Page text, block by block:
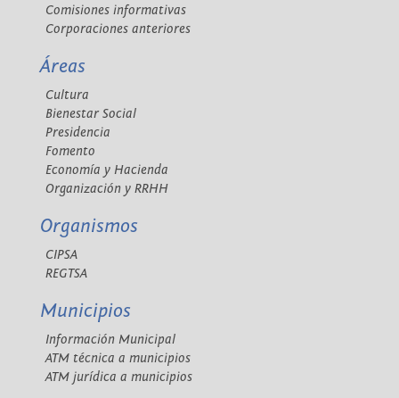
Comisiones informativas
Corporaciones anteriores
Áreas
Cultura
Bienestar Social
Presidencia
Fomento
Economía y Hacienda
Organización y RRHH
Organismos
CIPSA
REGTSA
Municipios
Información Municipal
ATM técnica a municipios
ATM jurídica a municipios